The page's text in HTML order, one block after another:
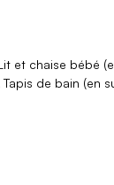
et chaise bébé
Tapis de bain (en